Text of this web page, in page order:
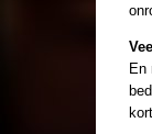
En